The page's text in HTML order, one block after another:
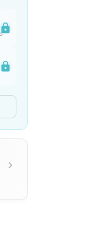
lock
lock
chevron_right